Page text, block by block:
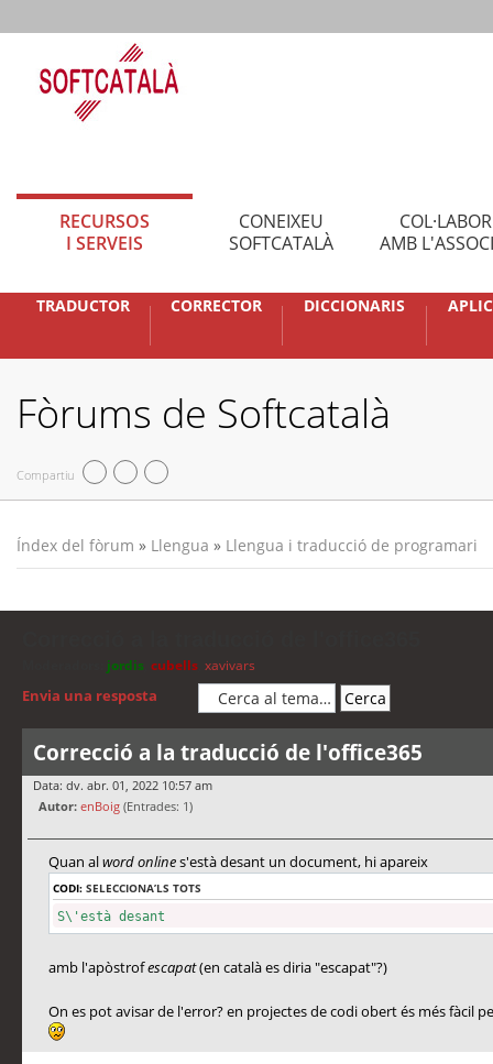
RECURSOS
I SERVEIS
CONEIXEU
SOFTCATALÀ
AMB
TRADUCTOR CORRECTOR DICCIONARIS
Fòrums de Softcatalà
Compartiu
Índex del fòrum » Llengua » Llengua i traducció de programari
jordis cubells xavivars
Envia una resposta
Correcció a la traducció de l'office365
Data: dv. abr. 01, 2022 10:57 am
Autor: enBoig (Entrades: 1)
Quan alword onlines'està desant un document, hi apareix
CODI: SELECCIONA’LS TOTS
S\'està desant
amb l'apòstrofescapat(en català es diria "escapat"?)
On es pot avisar de l'error? en projectes de codi obert és més fàcil